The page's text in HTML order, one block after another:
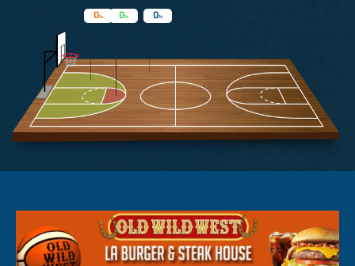
0
0 0